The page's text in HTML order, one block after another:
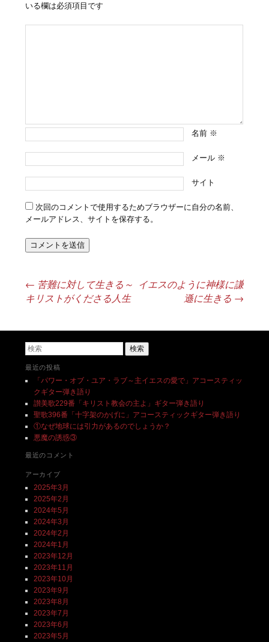
いる欄は必須項目です
名前 ※
メール ※
サイト
次回のコメントで使用するためブラウザーに自分の名前、
メールアドレス、サイトを保存する。
投稿ナビゲーション
← 苦難に対して生きる～
キリストがくださる人生
イエスのように神様に謙
遜に生きる →
検索
最近の投稿
「パワー・オブ・ユア・ラブ～主イエスの愛で」アコースティッ
クギター弾き語り
讃美歌229番「キリスト教会の主よ」ギター弾き語り
聖歌396番「十字架のかげに」アコースティックギター弾き語り
①なぜ地球には引力があるのでしょうか？
悪魔の誘惑③
最近のコメント
アーカイブ
2025年3月
2025年2月
2024年5月
2024年3月
2024年2月
2024年1月
2023年12月
2023年11月
2023年10月
2023年9月
2023年8月
2023年7月
2023年6月
2023年5月